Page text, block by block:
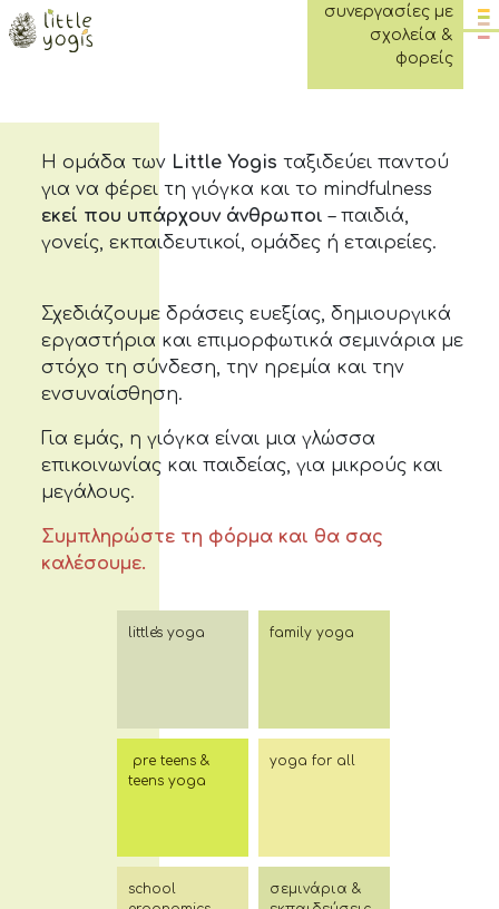
επικοινωνία
Η ομάδα των Little Yogis ταξιδεύει παντού
για να φέρει τη γιόγκα και το mindfulness
εκεί που υπάρχουν άνθρωποι – παιδιά,
γονείς, εκπαιδευτικοί, ομάδες ή εταιρείες.
Σχεδιάζουμε δράσεις ευεξίας, δημιουργικά
εργαστήρια και επιμορφωτικά σεμινάρια με
στόχο τη σύνδεση, την ηρεμία και την
ενσυναίσθηση.
Για εμάς, η γιόγκα είναι μια γλώσσα
επικοινωνίας και παιδείας, για μικρούς και
μεγάλους.
Συμπληρώστε τη φόρμα και θα σας
καλέσουμε.
little's yoga family yoga
pre teens &
teens yoga
yoga for all
school
σεμινάρια &
συνεργασίες με
σχολεία &
φορείς